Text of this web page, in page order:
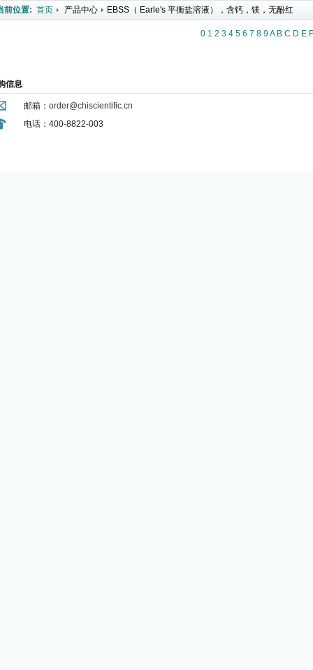
前位置: 首页 产品中心 EBSS（ Earle's 平衡盐溶液），含钙，镁，无酚红
0 1 2 3 4 5 6 7 8 9 A B C D E F
信息
邮箱： order@chiscientific.cn
电话：400-8822-003